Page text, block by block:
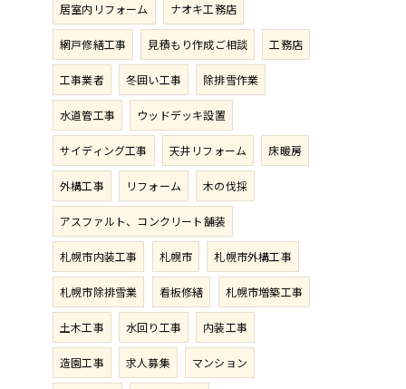
居室内リフォーム ナオキ工務店
網戸修繕工事 見積もり作成ご相談 工務店
工事業者 冬囲い工事 除排雪作業
水道管工事 ウッドデッキ設置
サイディング工事 天井リフォーム 床暖房
外構工事 リフォーム 木の伐採
アスファルト、コンクリート舗装
札幌市内装工事 札幌市 札幌市外構工事
札幌市除排雪業 看板修繕 札幌市増築工事
土木工事 水回り工事 内装工事
造園工事 求人募集 マンション